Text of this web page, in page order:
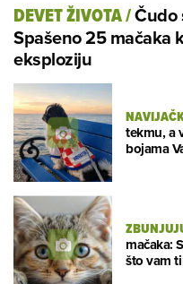
DEVET ŽIVOTA/Čudo
Spašeno 25 mačaka
eksploziju
tekmu, a
bojama
mačaka:
što vam